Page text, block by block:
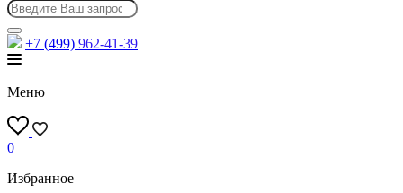
+7 (499) 962-41-39
Меню
0
Избранное